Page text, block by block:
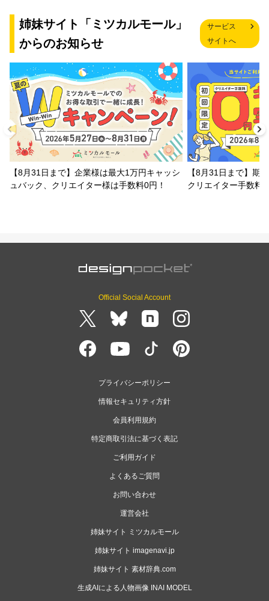
姉妹サイト「ミツカルモール」
からのお知らせ
サービス
サイトへ
【8月31日まで】企業様は最大1万円キャッシ
ュバック、クリエイター様は手数料0円！
【8月31日まで】期
クリエイター手数料
Official Social Account
プライバシーポリシー
情報セキュリティ方針
会員利用規約
特定商取引法に基づく表記
ご利用ガイド
よくあるご質問
お問い合わせ
運営会社
姉妹サイト ミツカルモール
姉妹サイト imagenavi.jp
姉妹サイト 素材辞典.com
生成AIによる人物画像 INAI MODEL